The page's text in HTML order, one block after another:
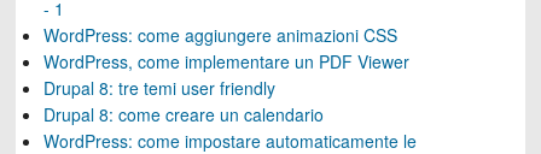
- 1
WordPress: come aggiungere animazioni CSS
WordPress, come implementare un PDF Viewer
Drupal 8: tre temi user friendly
Drupal 8: come creare un calendario
WordPress: come impostare automaticamente le